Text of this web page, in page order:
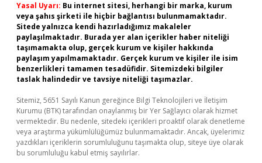
Yasal Uyarı: Bu internet sitesi, herhangi bir marka, kurum
veya şahıs şirketi ile hiçbir bağlantısı bulunmamaktadır.
Sitede yalnızca kendi hazırladığımız makaleler
paylaşılmaktadır. Burada yer alan içerikler haber niteliği
taşımamakta olup, gerçek kurum ve kişiler hakkında
paylaşım yapılmamaktadır. Gerçek kurum ve kişiler ile isim
benzerlikleri tamamen tesadüfidir. Sitemizdeki bilgiler
taslak halindedir ve tavsiye niteliği taşımazlar.
Sitemiz, 5651 Sayılı Kanun gereğince Bilgi Teknolojileri ve İletişim
Kurumu (BTK) tarafından onaylanmış bir Yer Sağlayıcı olarak hizmet
vermektedir. Bu nedenle, sitedeki içerikleri proaktif olarak denetleme
veya araştırma yükümlülüğümüz bulunmamaktadır. Ancak, üyelerimiz
yazdıkları içeriklerin sorumluluğunu taşımakta olup, siteye üye olarak
bu sorumluluğu kabul etmiş sayılırlar.